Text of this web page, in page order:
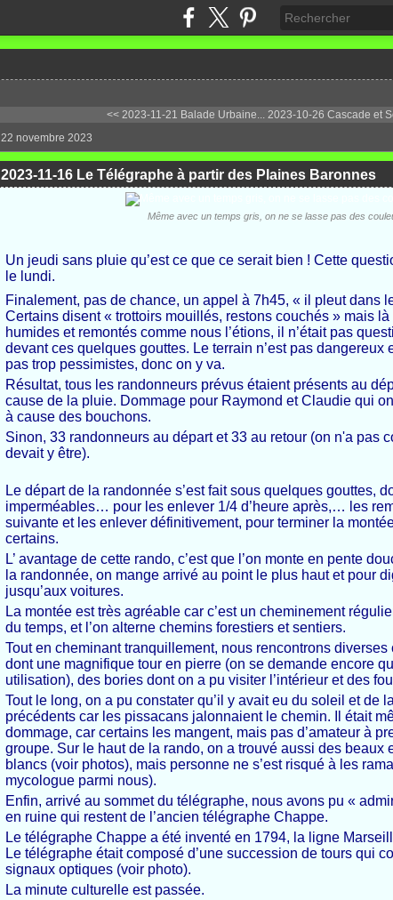
<< 2023-11-21 Balade Urbaine... 2023-10-26 Cascade et
22 novembre 2023
2023-11-16 Le Télégraphe à partir des Plaines Baronnes
Même avec un temps gris, on ne se lasse pas des
Un jeudi sans pluie qu’est ce que ce serait bien ! Cette
le lundi.
Finalement, pas de chance, un appel à 7h45, « il pleut dans
Certains disent « trottoirs mouillés, restons couchés » mais
humides et remontés comme nous l’étions, il n’était pas
devant ces quelques gouttes. Le terrain n’est pas dangereux
pas trop pessimistes, donc on y va.
Résultat, tous les randonneurs prévus étaient présents au
cause de la pluie. Dommage pour Raymond et Claudie qui
à cause des bouchons.
Sinon, 33 randonneurs au départ et 33 au retour (on n'a pas
devait y être).
Le départ de la randonnée s’est fait sous quelques gouttes,
imperméables… pour les enlever 1/4 d’heure après,… les
suivante et les enlever définitivement, pour terminer la
certains.
L’ avantage de cette rando, c’est que l’on monte en pente
la randonnée, on mange arrivé au point le plus haut et pour
jusqu’aux voitures.
La montée est très agréable car c’est un cheminement
du temps, et l’on alterne chemins forestiers et sentiers.
Tout en cheminant tranquillement, nous rencontrons
dont une magnifique tour en pierre (on se demande encore
utilisation), des bories dont on a pu visiter l’intérieur et des
Tout le long, on a pu constater qu’il y avait eu du soleil et de
précédents car les pissacans jalonnaient le chemin. Il était
dommage, car certains les mangent, mais pas d’amateur à
groupe. Sur le haut de la rando, on a trouvé aussi des beaux
blancs (voir photos), mais personne ne s’est risqué à les
mycologue parmi nous).
Enfin, arrivé au sommet du télégraphe, nous avons pu «
en ruine qui restent de l’ancien télégraphe Chappe.
Le télégraphe Chappe a été inventé en 1794, la ligne
Le télégraphe était composé d’une succession de tours qui
signaux optiques (voir photo).
La minute culturelle est passée.